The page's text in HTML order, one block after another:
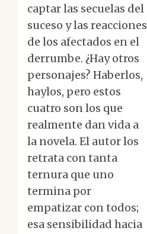
captar las secuelas del
suceso y las reacciones
de los afectados en el
derrumbe. ¿Hay otros
personajes? Haberlos,
haylos, pero estos
cuatro son los que
realmente dan vida a
la novela. El autor los
retrata con tanta
ternura que uno
termina por
empatizar con todos;
esa sensibilidad hacia